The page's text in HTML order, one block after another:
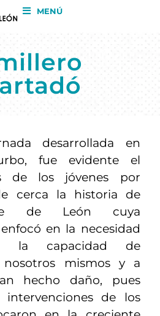
MENÚ
desarrollada en
fue evidente el
de los jóvenes por
cerca la historia de
de León cuya
en la necesidad
la capacidad de
mismos y a
hecho daño, pues
de los